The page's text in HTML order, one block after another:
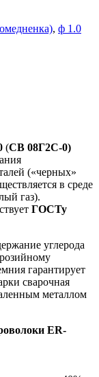
, ф 1.0
(СВ 08Г2С-0)
(«черных»
в среде
газ).
ГОСТу
углерода
гарантирует
сварочная
металлом
ER-